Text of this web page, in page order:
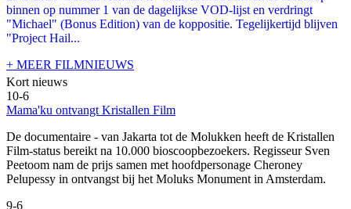
binnen op nummer 1 van de dagelijkse VOD-lijst en verdringt
"Michael" (Bonus Edition) van de koppositie. Tegelijkertijd blijven
"Project Hail...
+ MEER FILMNIEUWS
Kort nieuws
10-6
Mama'ku ontvangt Kristallen Film
De documentaire - van Jakarta tot de Molukken heeft de Kristallen
Film-status bereikt na 10.000 bioscoopbezoekers. Regisseur Sven
Peetoom nam de prijs samen met hoofdpersonage Cheroney
Pelupessy in ontvangst bij het Moluks Monument in Amsterdam.
9-6